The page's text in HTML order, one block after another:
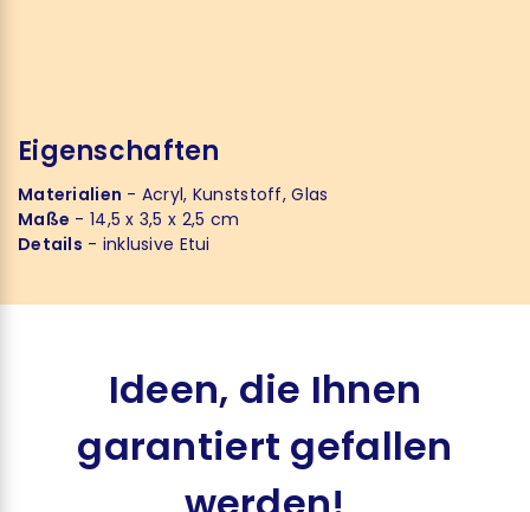
Eigenschaften
Materialien - Acryl, Kunststoff, Glas
Maße - 14,5 x 3,5 x 2,5 cm
Details - inklusive Etui
Ideen, die Ihnen
garantiert gefallen